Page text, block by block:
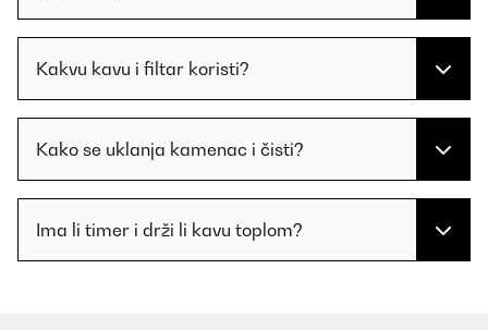
Kakvu kavu i filtar koristi?
Kako se uklanja kamenac i čisti?
Ima li timer i drži li kavu toplom?